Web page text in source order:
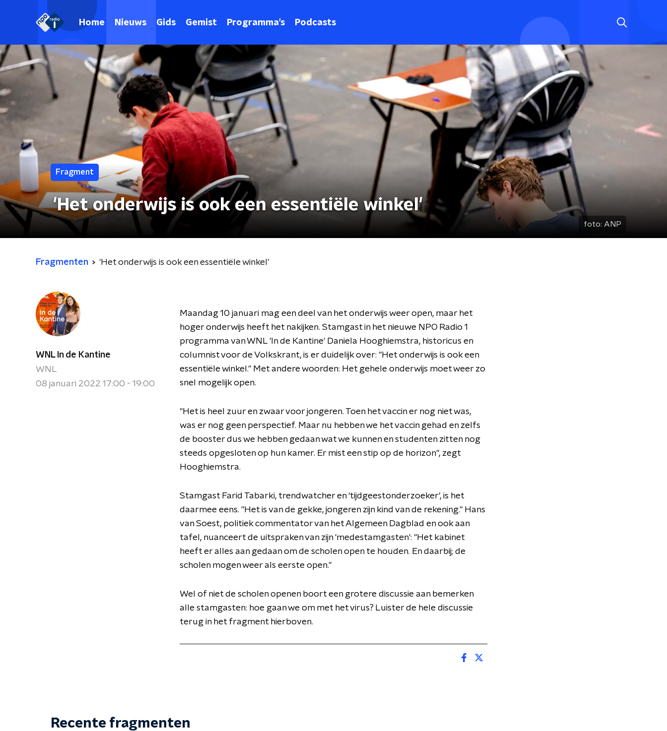
Home Nieuws Gids Gemist Programma's Podcasts
Fragment
'Het onderwijs is ook een essentiële winkel'
foto: ANP
Fragmenten 'Het onderwijs is ook een essentiële winkel'
WNL In de Kantine
WNL
08 januari 2022 17:00 - 19:00
Maandag 10 januari mag een deel van het onderwijs weer open, maar het
hoger onderwijs heeft het nakijken. Stamgast in het nieuwe NPO Radio 1
programma van WNL 'In de Kantine' Daniela Hooghiemstra, historicus en
columnist voor de Volkskrant, is er duidelijk over: "Het onderwijs is ook een
essentiële winkel." Met andere woorden: Het gehele onderwijs moet weer zo
snel mogelijk open.
"Het is heel zuur en zwaar voor jongeren. Toen het vaccin er nog niet was,
was er nog geen perspectief. Maar nu hebben we het vaccin gehad en zelfs
de booster dus we hebben gedaan wat we kunnen en studenten zitten nog
steeds opgesloten op hun kamer. Er mist een stip op de horizon", zegt
Hooghiemstra.
Stamgast Farid Tabarki, trendwatcher en ‘tijdgeestonderzoeker’, is het
daarmee eens. "Het is van de gekke, jongeren zijn kind van de rekening." Hans
van Soest, politiek commentator van het Algemeen Dagblad en ook aan
tafel, nuanceert de uitspraken van zijn 'medestamgasten': "Het kabinet
heeft er alles aan gedaan om de scholen open te houden. En daarbij; de
scholen mogen weer als eerste open."
Wel of niet de scholen openen boort een grotere discussie aan bemerken
alle stamgasten: hoe gaan we om met het virus? Luister de hele discussie
terug in het fragment hierboven.
Recente fragmenten